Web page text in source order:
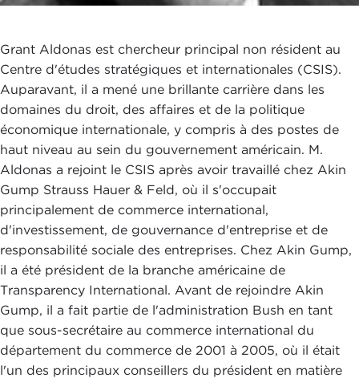
Grant Aldonas est chercheur principal non résident au
Centre d'études stratégiques et internationales (CSIS).
Auparavant, il a mené une brillante carrière dans les
domaines du droit, des affaires et de la politique
économique internationale, y compris à des postes de
haut niveau au sein du gouvernement américain. M.
Aldonas a rejoint le CSIS après avoir travaillé chez Akin
Gump Strauss Hauer & Feld, où il s'occupait
principalement de commerce international,
d'investissement, de gouvernance d'entreprise et de
responsabilité sociale des entreprises. Chez Akin Gump,
il a été président de la branche américaine de
Transparency International. Avant de rejoindre Akin
Gump, il a fait partie de l'administration Bush en tant
que sous-secrétaire au commerce international du
département du commerce de 2001 à 2005, où il était
l'un des principaux conseillers du président en matière